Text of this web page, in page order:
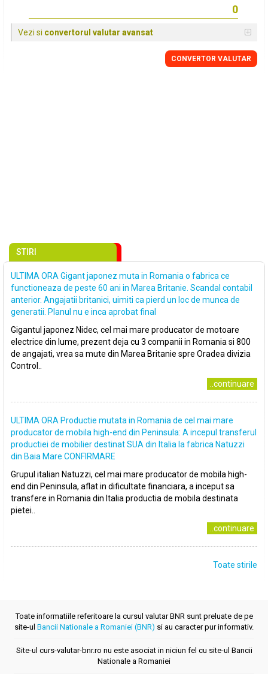
Vezi si convertorul valutar avansat
CONVERTOR VALUTAR
STIRI
ULTIMA ORA Gigant japonez muta in Romania o fabrica ce
functioneaza de peste 60 ani in Marea Britanie. Scandal contabil
anterior. Angajatii britanici, uimiti ca pierd un loc de munca de
generatii. Planul nu e inca aprobat final
Gigantul japonez Nidec, cel mai mare producator de motoare
electrice din lume, prezent deja cu 3 companii in Romania si 800
de angajati, vrea sa mute din Marea Britanie spre Oradea divizia
Control..
..continuare
ULTIMA ORA Productie mutata in Romania de cel mai mare
producator de mobila high-end din Peninsula: A incepul transferul
productiei de mobilier destinat SUA din Italia la fabrica Natuzzi
din Baia Mare CONFIRMARE
Grupul italian Natuzzi, cel mai mare producator de mobila high-
end din Peninsula, aflat in dificultate financiara, a inceput sa
transfere in Romania din Italia productia de mobila destinata
pietei..
..continuare
Toate stirile
Toate informatiile referitoare la cursul valutar BNR sunt preluate de pe
site-ul Bancii Nationale a Romaniei (BNR) si au caracter pur informativ.
Site-ul curs-valutar-bnr.ro nu este asociat in niciun fel cu site-ul Bancii
Nationale a Romaniei